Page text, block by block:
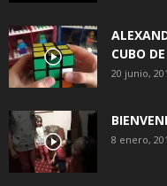
CUBO
20 junio,
8 enero,